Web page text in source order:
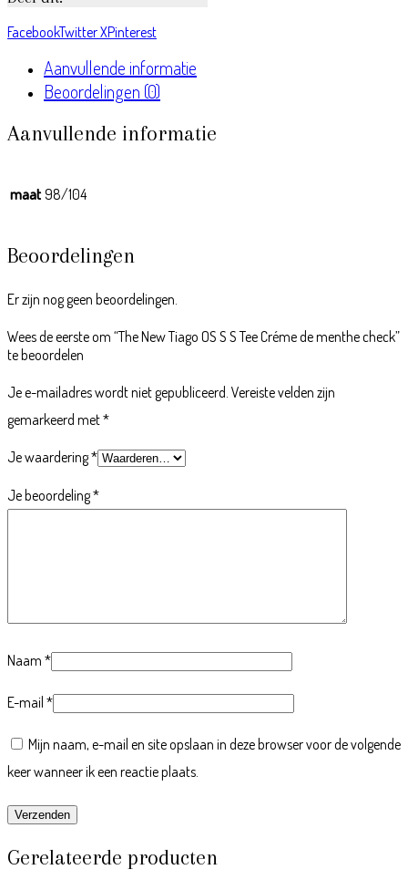
FacebookTwitter XPinterest
Aanvullende informatie
Beoordelingen (0)
Aanvullende informatie
maat 98/104
Beoordelingen
Er zijn nog geen beoordelingen.
Wees de eerste om “The New Tiago OS S S Tee Créme de menthe check”
te beoordelen
Je e-mailadres wordt niet gepubliceerd. Vereiste velden zijn
gemarkeerd met*
Je waardering*
Je beoordeling*
Naam *
E-mail *
Mijn naam, e-mail en site opslaan in deze browser voor de volgende
keer wanneer ik een reactie plaats.
Gerelateerde producten